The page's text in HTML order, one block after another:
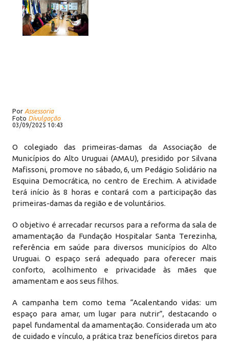
Por Assessoria
Foto Divulgação
03/09/2025 10:43
O colegiado das primeiras-damas da Associação de
Municípios do Alto Uruguai (AMAU), presidido por Silvana
Mafissoni, promove no sábado, 6, um Pedágio Solidário na
Esquina Democrática, no centro de Erechim. A atividade
terá início às 8 horas e contará com a participação das
primeiras-damas da região e de voluntários.
O objetivo é arrecadar recursos para a reforma da sala de
amamentação da Fundação Hospitalar Santa Terezinha,
referência em saúde para diversos municípios do Alto
Uruguai. O espaço será adequado para oferecer mais
conforto, acolhimento e privacidade às mães que
amamentam e aos seus filhos.
A campanha tem como tema “Acalentando vidas: um
espaço para amar, um lugar para nutrir”, destacando o
papel fundamental da amamentação. Considerada um ato
de cuidado e vínculo, a prática traz benefícios diretos para